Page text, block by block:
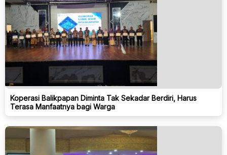
Koperasi Balikpapan Diminta Tak Sekadar Berdiri, Harus
Terasa Manfaatnya bagi Warga